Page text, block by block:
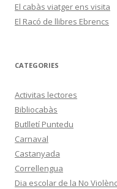
El cabàs viatger ens visita
El Racó de llibres Ebrencs
CATEGORIES
Activitas lectores
Bibliocabàs
Butlletí Puntedu
Carnaval
Castanyada
Correllengua
Dia escolar de la No